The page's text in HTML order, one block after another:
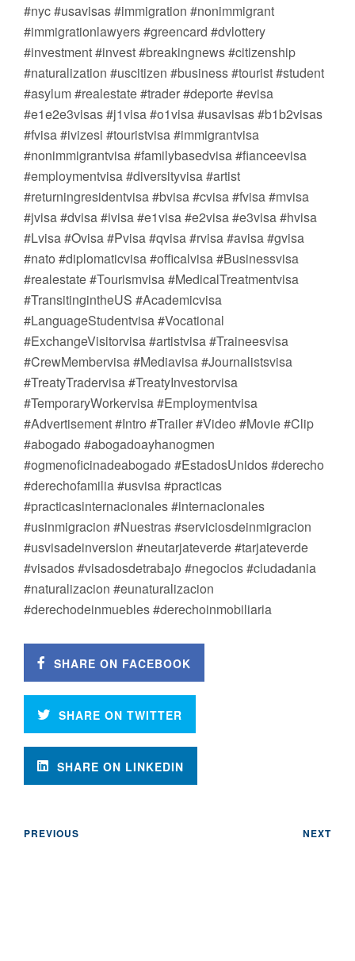
#nyc #usavisas #immigration #nonimmigrant
#immigrationlawyers #greencard #dvlottery
#investment #invest #breakingnews #citizenship
#naturalization #uscitizen #business #tourist #student
#asylum #realestate #trader #deporte #evisa
#e1e2e3visas #j1visa #o1visa #usavisas #b1b2visas
#fvisa #ivizesi #touristvisa #immigrantvisa
#nonimmigrantvisa #familybasedvisa #fianceevisa
#employmentvisa #diversityvisa #artist
#returningresidentvisa #bvisa #cvisa #fvisa #mvisa
#jvisa #dvisa #ivisa #e1visa #e2visa #e3visa #hvisa
#Lvisa #Ovisa #Pvisa #qvisa #rvisa #avisa #gvisa
#nato #diplomaticvisa #officalvisa #Businessvisa
#realestate #Tourismvisa #MedicalTreatmentvisa
#TransitingintheUS #Academicvisa
#LanguageStudentvisa #Vocational
#ExchangeVisitorvisa #artistvisa #Traineesvisa
#CrewMembervisa #Mediavisa #Journalistsvisa
#TreatyTradervisa #TreatyInvestorvisa
#TemporaryWorkervisa #Employmentvisa
#Advertisement #Intro #Trailer #Video #Movie #Clip
#abogado #abogadoayhanogmen
#ogmenoficinadeabogado #EstadosUnidos #derecho
#derechofamilia #usvisa #practicas
#practicasinternacionales #internacionales
#usinmigracion #Nuestras #serviciosdeinmigracion
#usvisadeinversion #neutarjateverde #tarjateverde
#visados #visadosdetrabajo #negocios #ciudadania
#naturalizacion #eunaturalizacion
#derechodeinmuebles #derechoinmobiliaria
SHARE ON FACEBOOK
SHARE ON TWITTER
SHARE ON LINKEDIN
PREVIOUS NEXT